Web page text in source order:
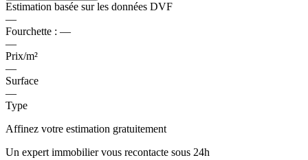
Estimation basée sur les données DVF
—
Fourchette : —
—
Prix/m²
—
Surface
—
Type
Affinez votre estimation gratuitement
Un expert immobilier vous recontacte sous 24h